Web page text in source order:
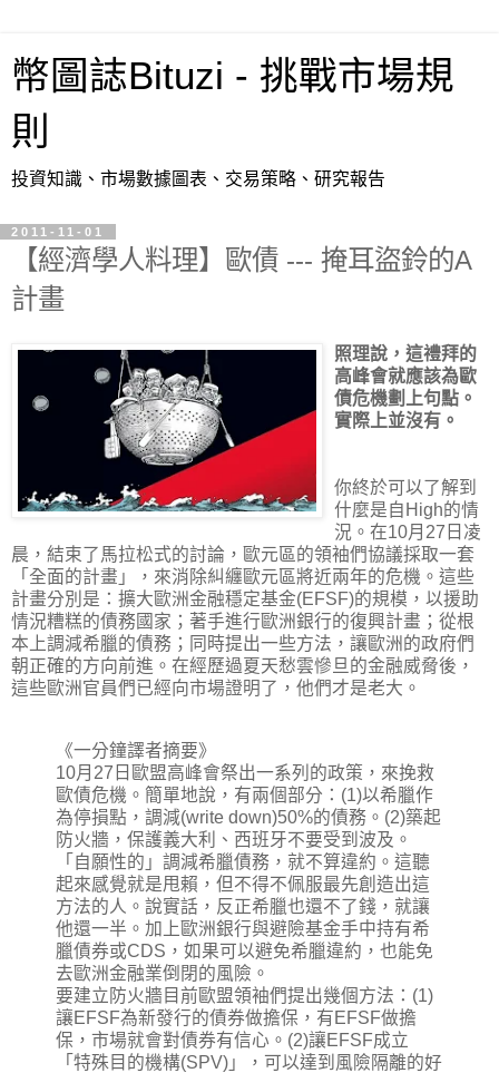
幣圖誌Bituzi - 挑戰市場規
則
投資知識、市場數據圖表、交易策略、研究報告
2011-11-01
【經濟學人料理】歐債 --- 掩耳盜鈴的A
計畫
照理說，這禮拜的
高峰會就應該為歐
債危機劃上句點。
實際上並沒有。
你終於可以了解到
什麼是自High的情
況。在10月27日凌
晨，結束了馬拉松式的討論，歐元區的領袖們協議採取一套
「全面的計畫」，來消除糾纏歐元區將近兩年的危機。這些
計畫分別是：擴大歐洲金融穩定基金(EFSF)的規模，以援助
情況糟糕的債務國家；著手進行歐洲銀行的復興計畫；從根
本上調減希臘的債務；同時提出一些方法，讓歐洲的政府們
朝正確的方向前進。在經歷過夏天愁雲慘旦的金融威脅後，
這些歐洲官員們已經向市場證明了，他們才是老大。
《一分鐘譯者摘要》
10月27日歐盟高峰會祭出一系列的政策，來挽救
歐債危機。簡單地說，有兩個部分：(1)以希臘作
為停損點，調減(write down)50%的債務。(2)築起
防火牆，保護義大利、西班牙不要受到波及。
「自願性的」調減希臘債務，就不算違約。這聽
起來感覺就是甩賴，但不得不佩服最先創造出這
方法的人。說實話，反正希臘也還不了錢，就讓
他還一半。加上歐洲銀行與避險基金手中持有希
臘債券或CDS，如果可以避免希臘違約，也能免
去歐洲金融業倒閉的風險。
要建立防火牆目前歐盟領袖們提出幾個方法：(1)
讓EFSF為新發行的債券做擔保，有EFSF做擔
保，市場就會對債券有信心。(2)讓EFSF成立
「特殊目的機構(SPV)」，可以達到風險隔離的好